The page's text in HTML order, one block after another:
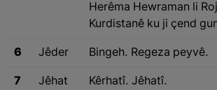
Herêma Hewraman li
Kurdistanê ku ji çend
6 Jêder Bingeh. Regeza peyvê.
7 Jêhat Kêrhatî. Jêhatî.